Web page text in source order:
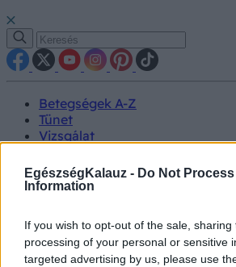
EgészségKalauz - Do Not
Information
If you wish to opt-out of the sale,
processing of your personal or sensitive
targeted advertising by us, please use
Betegségek A-Z
Tünet
Vizsgálat
Életmódváltás
Kutatás
Videók
Kisállatok egészsége